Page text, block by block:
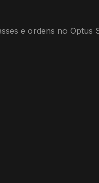
e ordens no Optus